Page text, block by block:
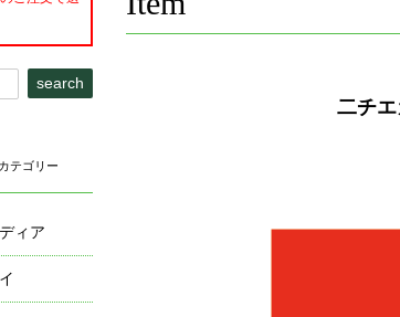
二チ
search
カテゴリー
ィア